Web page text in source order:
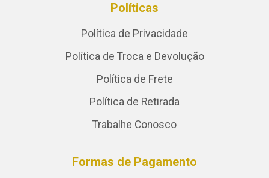
Políticas
Política de Privacidade
Política de Troca e Devolução
Política de Frete
Política de Retirada
Trabalhe Conosco
Formas de Pagamento